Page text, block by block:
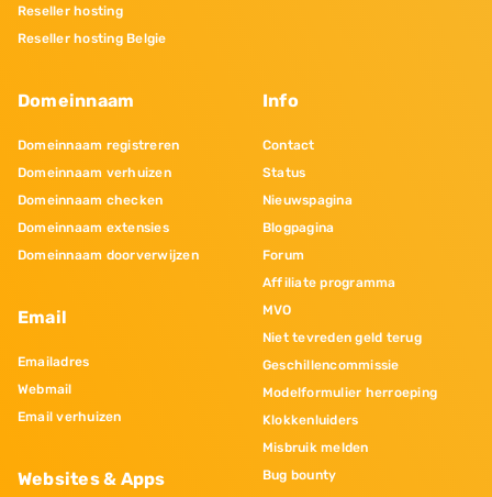
Reseller hosting
Reseller hosting Belgie
Domeinnaam
Domeinnaam registreren
Domeinnaam verhuizen
Domeinnaam checken
Domeinnaam extensies
Domeinnaam doorverwijzen
Email
Emailadres
Webmail
Email verhuizen
Websites & Apps
Info
Contact
Status
Nieuwspagina
Blogpagina
Forum
Affiliate programma
MVO
Niet tevreden geld terug
Geschillencommissie
Modelformulier herroeping
Klokkenluiders
Misbruik melden
Bug bounty